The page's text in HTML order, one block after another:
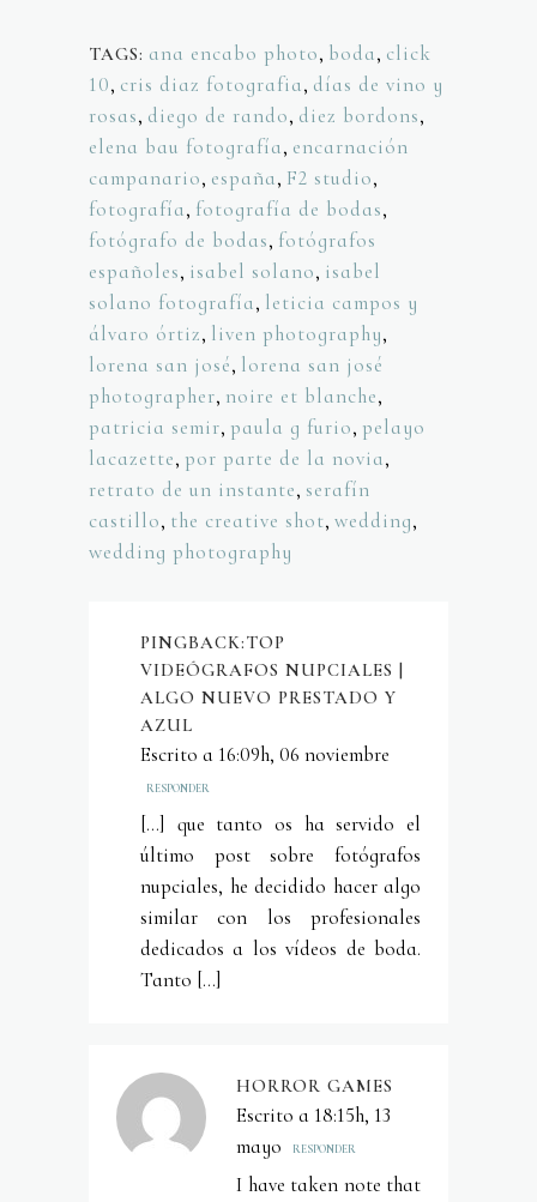
TAGS: ana encabo photo, boda, click
10, cris diaz fotografia, días de vino y
rosas, diego de rando, diez bordons,
elena bau fotografía, encarnación
campanario, españa, F2 studio,
fotografía, fotografía de bodas,
fotógrafo de bodas, fotógrafos
españoles, isabel solano, isabel
solano fotografía, leticia campos y
álvaro órtiz, liven photography,
lorena san josé, lorena san josé
photographer, noire et blanche,
patricia semir, paula g furio, pelayo
lacazette, por parte de la novia,
retrato de un instante, serafín
castillo, the creative shot, wedding,
wedding photography
PINGBACK:TOP
VIDEÓGRAFOS NUPCIALES |
ALGO NUEVO PRESTADO Y
AZUL
Escrito a 16:09h, 06 noviembre
RESPONDER
[…] que tanto os ha servido el
último post sobre fotógrafos
nupciales, he decidido hacer algo
similar con los profesionales
dedicados a los vídeos de boda.
Tanto […]
HORROR GAMES
Escrito a 18:15h, 13
mayo
RESPONDER
I have taken note that